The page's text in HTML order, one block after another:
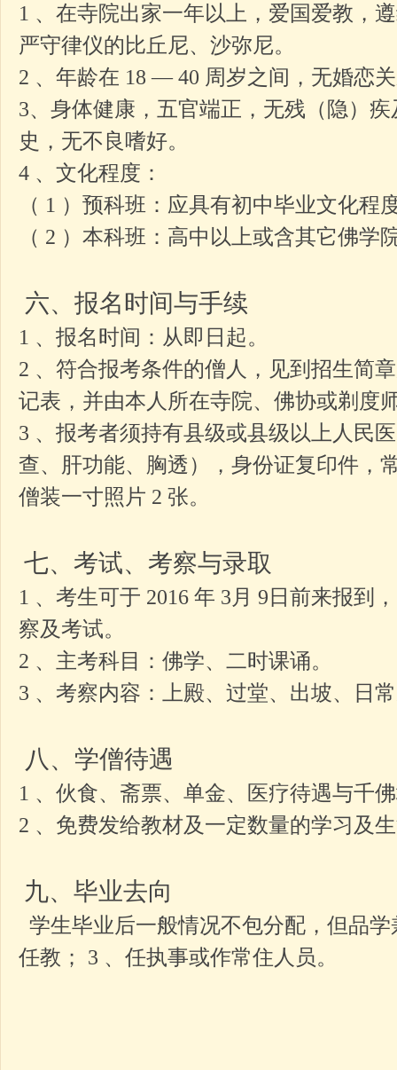
1 、在寺院出家一年以上，爱国爱教，
严守律仪的比丘尼、沙弥尼。
2 、年龄在 18 — 40 周岁之间，无婚恋
3、身体健康，五官端正，无残（隐）
史，无不良嗜好。
4 、文化程度：
（ 1 ）预科班：应具有初中毕业文化程
（ 2 ）本科班：高中以上或含其它佛学
六、报名时间与手续
1 、报名时间：从即日起。
2 、符合报考条件的僧人，见到招生简
记表，并由本人所在寺院、佛协或剃度
3 、报考者须持有县级或县级以上人民
查、肝功能、胸透），身份证复印件，
僧装一寸照片 2 张。
七、考试、考察与录取
1 、考生可于 2016 年 3月 9日前来报到
察及考试。
2 、主考科目：佛学、二时课诵。
3 、考察内容：上殿、过堂、出坡、日
八、学僧待遇
1 、伙食、斋票、单金、医疗待遇与千
2 、免费发给教材及一定数量的学习及
九、毕业去向
学生毕业后一般情况不包分配，但品
任教； 3 、任执事或作常住人员。